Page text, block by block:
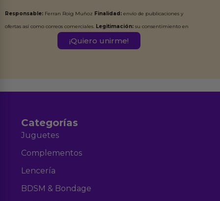
Responsable: Ferran Roig Muñoz Finalidad: envío de publicaciones y
ofertas así como correos comerciales. Legitimación: su consentimiento en
Destinatarios:Ferran Roig Muñoz. Podrás ejercer tus
Categorías
Juguetes
Complementos
Lencería
BDSM & Bondage